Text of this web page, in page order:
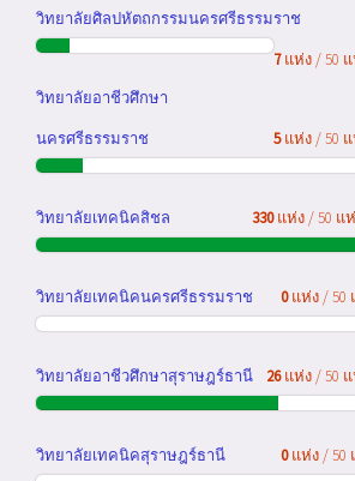
วิทยาลัยศิลปหัตถกรรมนครศรีธรรมราช
7แห่ง / 50
วิทยาลัยอาชีวศึกษา
นครศรีธรรมราช
5แห่ง / 50
วิทยาลัยเทคนิคสิชล 330แห่ง / 50 แ
วิทยาลัยเทคนิคนครศรีธรรมราช 0แห่ง / 50
วิทยาลัยอาชีวศึกษาสุราษฎร์ธานี 26แห่ง / 50
วิทยาลัยเทคนิคสุราษฎร์ธานี 0แห่ง / 50